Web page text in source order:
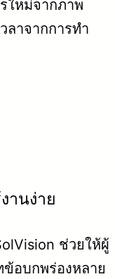
ใหม่จากภาพ
ลาจากการทำ
านง่าย
ช่วยให้ผู้
อบกพร่องหลาย